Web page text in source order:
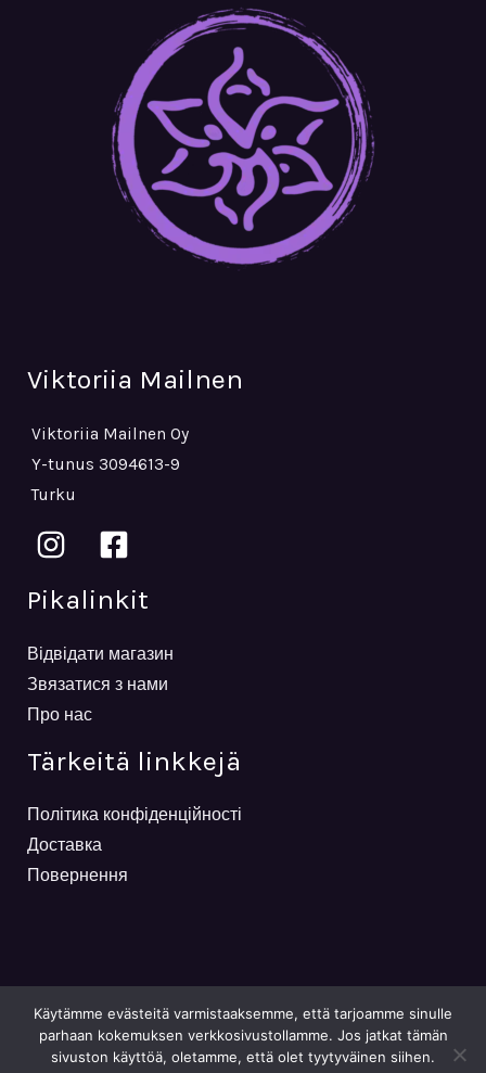
Viktoriia Mailnen
Viktoriia Mailnen Oy
Y-tunus 3094613-9
Turku
Pikalinkit
Відвідати магазин
Звязатися з нами
Про нас
Tärkeitä linkkejä
Політика конфіденційності
Доставка
Повернення
Käytämme evästeitä varmistaaksemme, että tarjoamme sinulle
parhaan kokemuksen verkkosivustollamme. Jos jatkat tämän
sivuston käyttöä, oletamme, että olet tyytyväinen siihen.